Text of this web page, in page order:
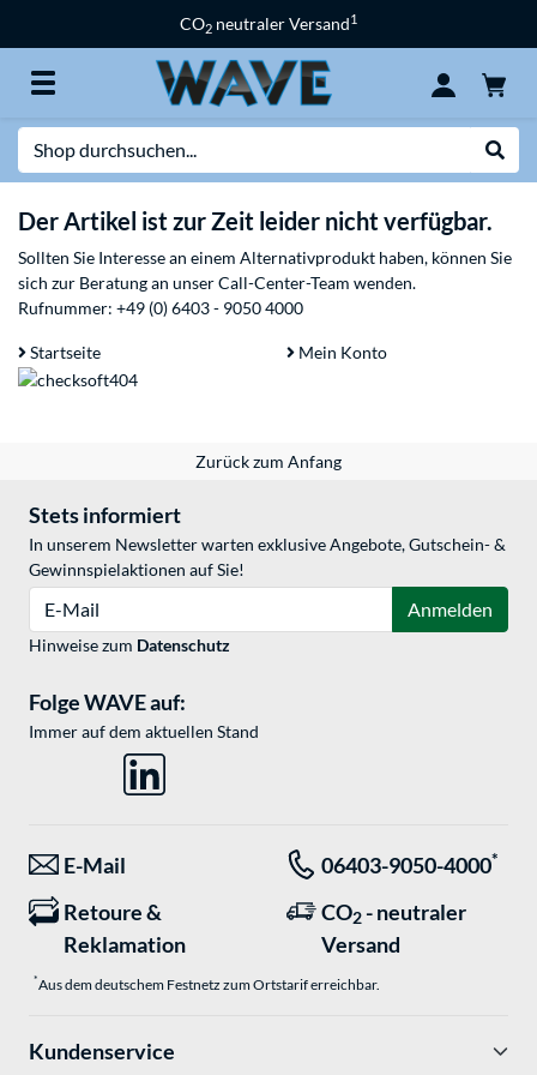
CO2 neutraler Versand1
Der Artikel ist zur Zeit leider nicht verfügbar.
Sollten Sie Interesse an einem Alternativprodukt haben, können Sie
sich zur Beratung an unser Call-Center-Team wenden.
Rufnummer: +49 (0) 6403 - 9050 4000
Startseite Mein Konto
Zurück zum Anfang
Stets informiert
In unserem Newsletter warten exklusive Angebote, Gutschein- &
Gewinnspielaktionen auf Sie!
Anmelden
Hinweise zum Datenschutz
Folge WAVE auf:
Immer auf dem aktuellen Stand
E-Mail 06403-9050-4000*
Retoure &
Reklamation
CO2 - neutraler
Versand
*Aus dem deutschem Festnetz zum Ortstarif erreichbar.
Kundenservice